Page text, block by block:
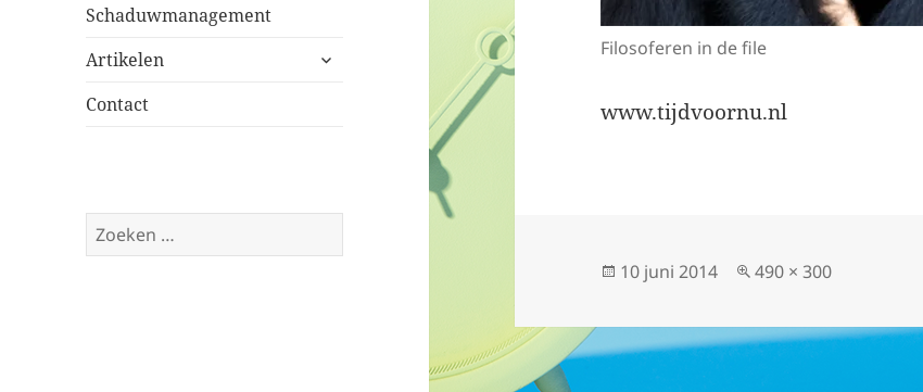
Schaduwmanagement
Artikelen
submenu
Contact
Zoeken
naar:
Filosoferen in de file
www.tijdvoornu.nl
Geplaatst
10 juni 2014
Volledige
490 × 300